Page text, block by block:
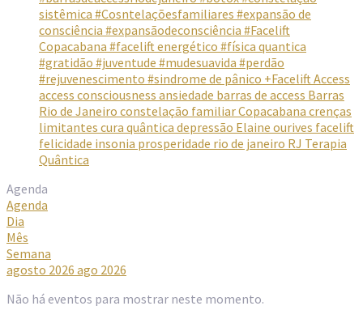
sistêmica #Cosntelaçõesfamiliares #expansão de
consciência #expansãodeconsciência #Facelift
Copacabana #facelift energético #física quantica
#gratidão #juventude #mudesuavida #perdão
#rejuvenescimento #sindrome de pânico +Facelift Access
access consciousness ansiedade barras de access Barras
Rio de Janeiro constelação familiarCopacabana crenças
limitantes cura quântica depressão Elaine ourives facelift
felicidade insonia prosperidade rio de janeiro RJ Terapia
Quântica
Agenda
Agenda
Dia
Mês
Semana
agosto 2026 ago 2026
Não há eventos para mostrar neste momento.